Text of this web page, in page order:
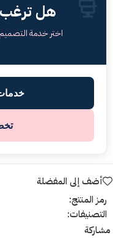
هل
اختر خدمة
أضف إلى المفضلة
رمز المنتج:
التصنيفات:
مشاركة